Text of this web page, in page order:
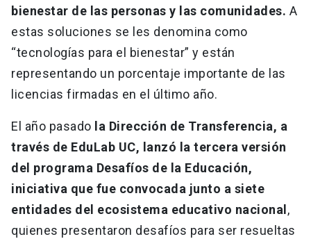
bienestar de las personas y las comunidades. A
estas soluciones se les denomina como
“tecnologías para el bienestar” y están
representando un porcentaje importante de las
licencias firmadas en el último año.
El año pasado la Dirección de Transferencia, a
través de EduLab UC, lanzó la tercera versión
del programa Desafíos de la Educación,
iniciativa que fue convocada junto a siete
entidades del ecosistema educativo nacional ,
quienes presentaron desafíos para ser resueltas